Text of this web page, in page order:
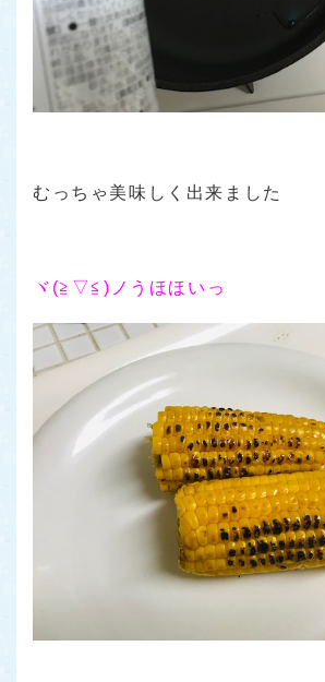
むっちゃ美味しく出来ました
ヾ(≧▽≦)ノうほほいっ